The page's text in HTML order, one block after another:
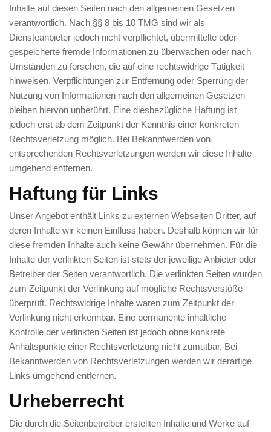
Inhalte auf diesen Seiten nach den allgemeinen Gesetzen
verantwortlich. Nach §§ 8 bis 10 TMG sind wir als
Diensteanbieter jedoch nicht verpflichtet, übermittelte oder
gespeicherte fremde Informationen zu überwachen oder nach
Umständen zu forschen, die auf eine rechtswidrige Tätigkeit
hinweisen. Verpflichtungen zur Entfernung oder Sperrung der
Nutzung von Informationen nach den allgemeinen Gesetzen
bleiben hiervon unberührt. Eine diesbezügliche Haftung ist
jedoch erst ab dem Zeitpunkt der Kenntnis einer konkreten
Rechtsverletzung möglich. Bei Bekanntwerden von
entsprechenden Rechtsverletzungen werden wir diese Inhalte
umgehend entfernen.
Haftung für Links
Unser Angebot enthält Links zu externen Webseiten Dritter, auf
deren Inhalte wir keinen Einfluss haben. Deshalb können wir für
diese fremden Inhalte auch keine Gewähr übernehmen. Für die
Inhalte der verlinkten Seiten ist stets der jeweilige Anbieter oder
Betreiber der Seiten verantwortlich. Die verlinkten Seiten wurden
zum Zeitpunkt der Verlinkung auf mögliche Rechtsverstöße
überprüft. Rechtswidrige Inhalte waren zum Zeitpunkt der
Verlinkung nicht erkennbar. Eine permanente inhaltliche
Kontrolle der verlinkten Seiten ist jedoch ohne konkrete
Anhaltspunkte einer Rechtsverletzung nicht zumutbar. Bei
Bekanntwerden von Rechtsverletzungen werden wir derartige
Links umgehend entfernen.
Urheberrecht
Die durch die Seitenbetreiber erstellten Inhalte und Werke auf